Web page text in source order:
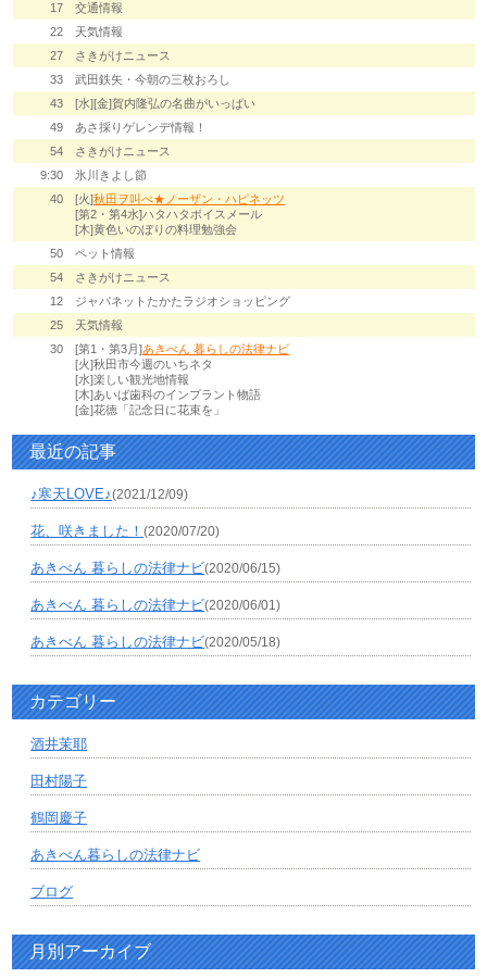
17
交通情報
22
天気情報
27
さきがけニュース
33
武田鉄矢・今朝の三枚おろし
43
[水][金]賀内隆弘の名曲がいっぱい
49
あさ採りゲレンデ情報！
54
さきがけニュース
9:30
氷川きよし節
40
[火]秋田ヲ叫べ★ノーザン・ハピネッツ
[第2・第4水]ハタハタボイスメール
[木]黄色いのぼりの料理勉強会
50
ペット情報
54
さきがけニュース
12
ジャパネットたかたラジオショッピング
25
天気情報
30
[第1・第3月]あきべん 暮らしの法律ナビ
[火]秋田市今週のいちネタ
[水]楽しい観光地情報
[木]あいば歯科のインプラント物語
[金]花徳「記念日に花束を」
最近の記事
♪寒天LOVE♪(2021/12/09)
花、咲きました！(2020/07/20)
あきべん 暮らしの法律ナビ(2020/06/15)
あきべん 暮らしの法律ナビ(2020/06/01)
あきべん 暮らしの法律ナビ(2020/05/18)
カテゴリー
酒井茉耶
田村陽子
鶴岡慶子
あきべん暮らしの法律ナビ
ブログ
月別アーカイブ